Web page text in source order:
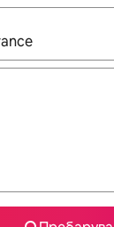
се достапни,